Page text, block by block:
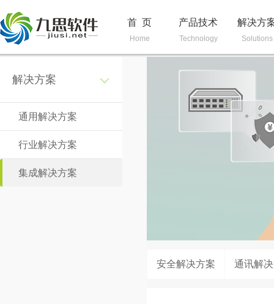
首 页
Home
产品技术
Technology
解决方
Solutions
解决方案
通用解决方案
行业解决方案
集成解决方案
安全解决方案 通讯解